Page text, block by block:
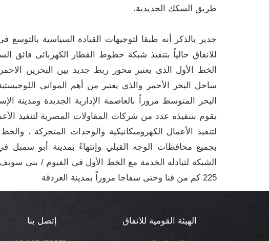
طريق السكك الحديدية.
جدير بالذكر أنه طبقا لتوجيهات القيادة السياسية
الخط الأول الذى يعتبر محور ربط جديد بين البحرين
ساحل البحر الأحمر والذي يعتبر من أهم الموانى
يقوم بتنفيذه عدد من شركات المقاولات المصرية لتنفيذ
بجميع محافظات الوجه القبلي وإنتهاءً بمدينة أبو
الشبكة لتبادله الخدمة مع الخط الأول فى الفيوم / بنى
225 كم من قنا وحتى سفاجا مروراً بمدينة الغردقة
الهيئة القومية للانفاق إتصل بنا